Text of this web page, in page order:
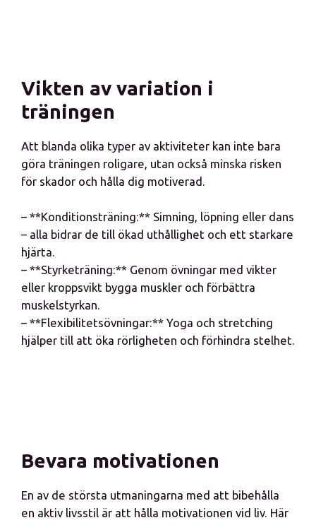
Vikten av variation i
träningen
Att blanda olika typer av aktiviteter kan inte bara
göra träningen roligare, utan också minska risken
för skador och hålla dig motiverad.
– **Konditionsträning:** Simning, löpning eller dans
– alla bidrar de till ökad uthållighet och ett starkare
hjärta.
– **Styrketräning:** Genom övningar med vikter
eller kroppsvikt bygga muskler och förbättra
muskelstyrkan.
– **Flexibilitetsövningar:** Yoga och stretching
hjälper till att öka rörligheten och förhindra stelhet.
Bevara motivationen
En av de största utmaningarna med att bibehålla
en aktiv livsstil är att hålla motivationen vid liv. Här